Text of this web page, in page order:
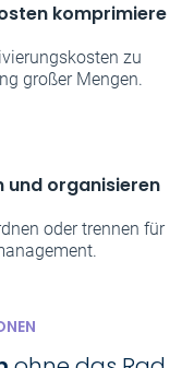
komprimiere
zu
großer Mengen.
und organisieren
oder trennen für